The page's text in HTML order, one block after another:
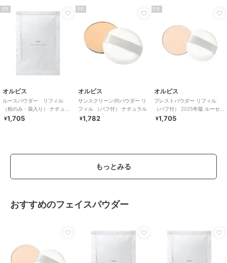
PR
オルビス
ルースパウダー リフィル
（粉のみ・袋入り） ナチュラ
ル 15g
¥1,705
PR
オルビス
サンスクリーン(R)パウダー リ
フィル （パフ付） ナチュラル
¥1,782
PR
オルビス
プレストパウダー リフィル
（パフ付） 2025年版 ルーセ
ント
¥1,705
もっとみる
おすすめのフェイスパウダー